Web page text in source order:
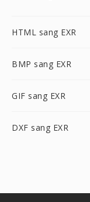
HTML sang EXR
BMP sang EXR
GIF sang EXR
DXF sang EXR